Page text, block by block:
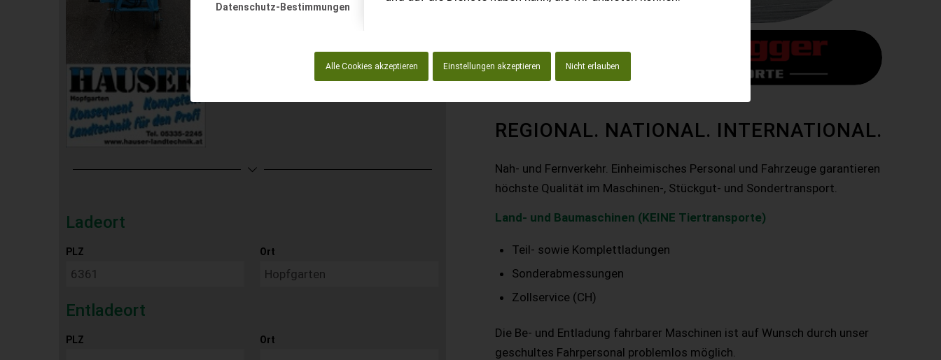
Datenschutz-Bestimmungen
Alle Cookies akzeptieren Einstellungen akzeptieren Nicht erlauben
Ladeort
PLZ Ort
Entladeort
PLZ Ort
REGIONAL. NATIONAL. INTERNATIONAL.
Nah- und Fernverkehr. Einheimisches Personal und Fahrzeuge garantieren
höchste Qualität im Maschinen-, Stückgut- und Sondertransport.
Land- und Baumaschinen (KEINE Tiertransporte)
Teil- sowie Komplettladungen
Sonderabmessungen
Zollservice (CH)
Die Be- und Entladung fahrbarer Maschinen ist auf Wunsch durch unser
geschultes Fahrpersonal problemlos möglich.